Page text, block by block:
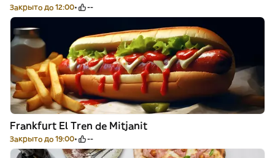
Закрыто до 12:00 --
Frankfurt El Tren de Mitjanit
Закрыто до 19:00 --